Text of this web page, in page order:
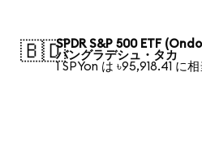
🇧🇩SPDR S&P 500 ETF
バングラデシュ・タカ
1 SPYon は ৳95,918.41 に相